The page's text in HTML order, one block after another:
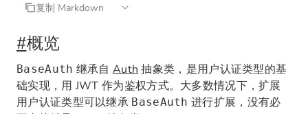
复制 Markdown
#概览
BaseAuth 继承自 Auth 抽象类，是用户认证类型的基
础实现，用 JWT 作为鉴权方式。大多数情况下，扩展
用户认证类型可以继承 BaseAuth 进行扩展，没有必